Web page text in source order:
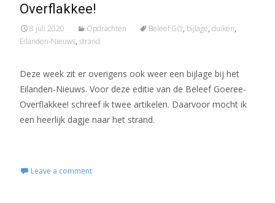
Overflakkee!
8 juli 2020 Opdrachten Beleef GO, bijlage, duiken,
Eilanden-Nieuws, strand
Deze week zit er overigens ook weer een bijlage bij het
Eilanden-Nieuws. Voor deze editie van de Beleef Goeree-
Overflakkee! schreef ik twee artikelen. Daarvoor mocht ik
een heerlijk dagje naar het strand.
Leave a comment